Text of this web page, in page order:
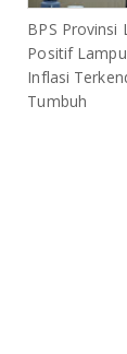
BPS Provinsi
Positif
Inflasi
Tumbuh